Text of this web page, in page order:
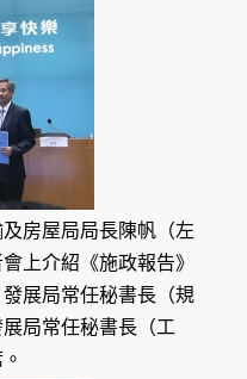
房屋局局長陳帆（左
上介紹《施政報告》
展局常任秘書長（規
局常任秘書長（工